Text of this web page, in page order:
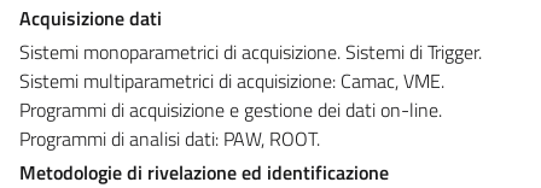
Acquisizione dati
Sistemi monoparametrici di acquisizione. Sistemi di Trigger.
Sistemi multiparametrici di acquisizione: Camac, VME.
Programmi di acquisizione e gestione dei dati on-line.
Programmi di analisi dati: PAW, ROOT.
Metodologie di rivelazione ed identificazione